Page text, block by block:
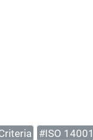
#ISO 14001